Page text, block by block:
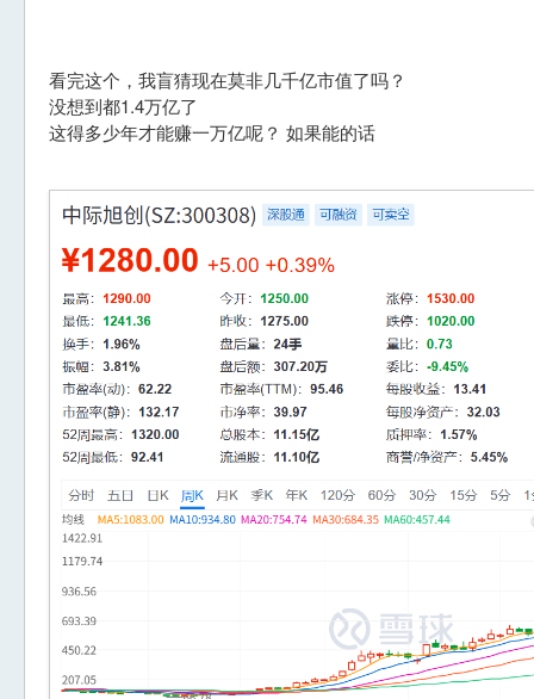
看完这个，我盲猜现在莫非几千亿市值了吗？
没想到都1.4万亿了
这得多少年才能赚一万亿呢？ 如果能的话